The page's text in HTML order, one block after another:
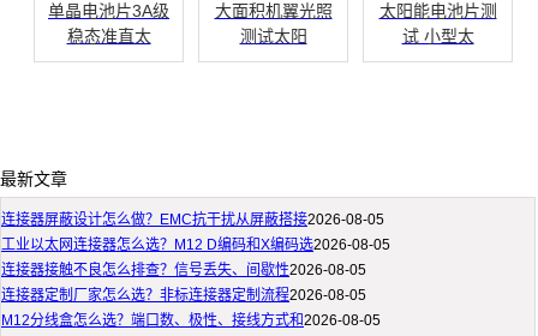
单晶电池片3A级
稳态准直太
大面积机翼光照
测试太阳
太阳能电池片测
试 小型太
最新文章
连接器屏蔽设计怎么做？EMC抗干扰从屏蔽搭接2026-08-05
工业以太网连接器怎么选？M12 D编码和X编码选2026-08-05
连接器接触不良怎么排查？信号丢失、间歇性2026-08-05
连接器定制厂家怎么选？非标连接器定制流程2026-08-05
M12分线盒怎么选？端口数、极性、接线方式和2026-08-05